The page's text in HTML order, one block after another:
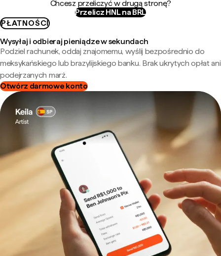
Chcesz przeliczyć w drugą stronę?
Przelicz HNL na BRL
PŁATNOŚCI
Wysyłaj i odbieraj pieniądze w sekundach
Podziel rachunek, oddaj znajomemu, wyślij bezpośrednio do
meksykańskiego lub brazylijskiego banku. Brak ukrytych opłat ani
podejrzanych marż.
Otwórz darmowe konto